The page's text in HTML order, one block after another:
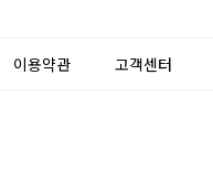
이용약관 고객센터